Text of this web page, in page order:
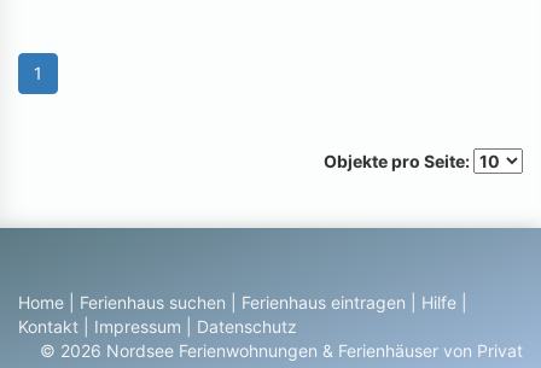
1
Objekte pro Seite:
Home Ferienhaus suchen Ferienhaus eintragen Hilfe
Kontakt
Impressum
Datenschutz
© 2026 Nordsee Ferienwohnungen & Ferienhäuser von Privat